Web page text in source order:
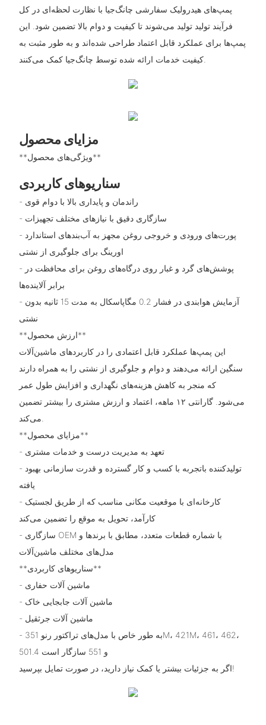
پمپ‌های هیدرولیک سفارشی چانگ‌جیا با نظارت لحظه‌ای در کل
فرآیند تولید تولید می‌شوند تا کیفیت و دوام بالا تضمین شود. این
پمپ‌ها برای عملکرد قابل اعتماد طراحی شده‌اند و به طور مثبت به
کیفیت خدمات ارائه شده توسط چانگ‌جیا کمک می‌کنند.
مزایای محصول
**ویژگی‌های محصول**
سناریوهای کاربردی
- راندمان و پایداری بالا با دوام قوی
- سازگاری دقیق با نیازهای مختلف تجهیزات
- پورت‌های ورودی و خروجی روغن مجهز به آب‌بندهای استاندارد
اورینگ برای جلوگیری از نشتی
- پوشش‌های گرد و غبار روی درگاه‌های روغن برای محافظت در
برابر آلاینده‌ها
- آزمایش هوابندی در فشار 0.2 مگاپاسکال به مدت 15 ثانیه بدون
نشتی
**ارزش محصول**
این پمپ‌ها عملکرد قابل اعتمادی را در کاربردهای ماشین‌آلات
سنگین ارائه می‌دهند و دوام و جلوگیری از نشتی را به همراه دارند
که منجر به کاهش هزینه‌های نگهداری و افزایش طول عمر
می‌شود. گارانتی ۱۲ ماهه، اعتماد و ارزش مشتری را بیشتر تضمین
**مزایای محصول**
- تعهد به مدیریت درست و خدمات مشتری
- تولیدکننده باتجربه با کسب و کار گسترده و قدرت سازمانی بهبود
یافته
- کارخانه‌ای با موقعیت مکانی مناسب که از طریق لجستیک
کارآمد، تحویل به موقع را تضمین می‌کند
- سازگاری OEM با شماره قطعات متعدد، مطابق با برندها و
مدل‌های مختلف ماشین‌آلات
**سناریوهای کاربردی**
- ماشین آلات حفاری
- ماشین آلات جابجایی خاک
- ماشین آلات جرثقیل
- به طور خاص با مدل‌های تراکتور رنو 351M، 421M، 461، 462،
501.4 و 551 سازگار است
اگر به جزئیات بیشتر یا کمک نیاز دارید، در صورت تمایل بپرسید!